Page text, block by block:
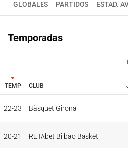
GLOBALES PARTIDOS ESTAD.
Temporadas
TEMP CLUB
TEMP CLUB
22-23 Bàsquet Girona
20-21 RETAbet Bilbao Basket